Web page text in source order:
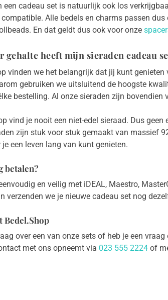
een cadeau set is natuurlijk ook los
Alle bedels en charms passen
En dat geldt dus ook voor onze
gehalte heeft mijn sieraden cadeau
vinden we het belangrijk dat jij kunt
gebruiken we uitsluitend de hoogste
bestelling. Al onze sieraden zijn bovendien
vind je nooit een niet-edel sieraad. Dus geen
zijn stuk voor stuk gemaakt van massief
een leven lang van kunt genieten.
betalen?
en veilig met iDEAL, Maestro,
verzenden we je nieuwe cadeau set nog
Bedel.Shop
over een van onze sets of heb je een
met ons opneemt via 023 555 2224of